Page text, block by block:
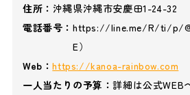
住所： 沖縄県沖縄市安慶田1-24-32
電話番号： https://line.me/R/ti/p/
E）
Web：https://kanoa-rainbow.com
一人当たりの予算：詳細は公式WEB